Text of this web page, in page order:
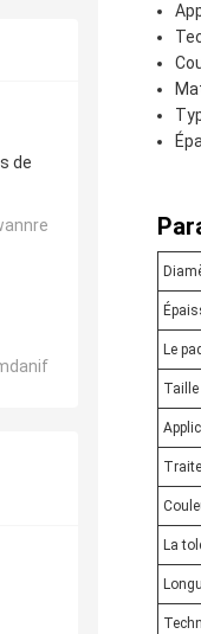
de
Le
Taille
La